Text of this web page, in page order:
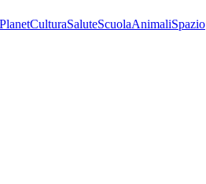
CulturaSaluteScuolaAnimaliSpazio